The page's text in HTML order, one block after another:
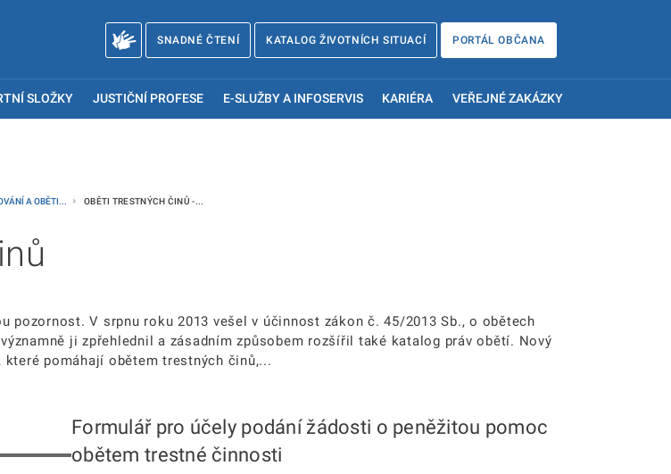
SNADNÉ ČTENÍ KATALOG ŽIVOTNÍCH SITUACÍ PORTÁL OBČANA
SLOŽKY JUSTIČNÍ PROFESE E-SLUŽBY A INFOSERVIS KARIÉRA VEŘEJNÉ ZAKÁZKY
A OBĚTI... OBĚTI TRESTNÝCH ČINŮ -...
V srpnu roku 2013 vešel v účinnost zákon č. 45/2013 Sb., o obětech
ji zpřehlednil a zásadním způsobem rozšířil také katalog práv obětí. Nový
pomáhají obětem trestných činů,...
Formulář pro účely podání žádosti o peněžitou pomoc
obětem trestné činnosti